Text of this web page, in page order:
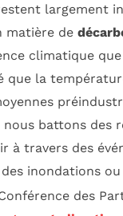
largement
matière de
climatique
que la
battons des
à travers des
inondations ou
des